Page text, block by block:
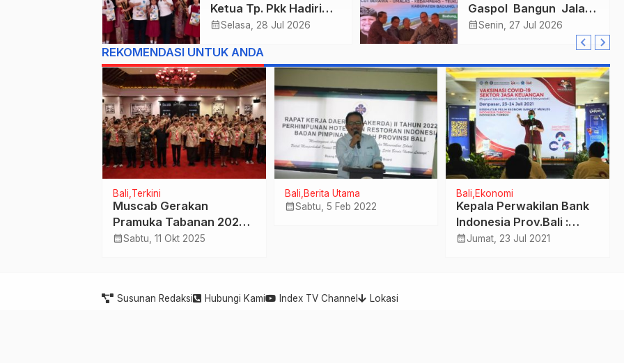
Ketua Tp. Pkk Hadiri
Puncak Perayaan Han
calendar_monthSelasa, 28 Jul 2026
Gaspol Bangun Jalan
Strategis Rp. 2,9 T
calendar_monthSenin, 27 Jul 2026
REKOMENDASI UNTUK ANDA
Bali Terkini
Muscab Gerakan
Pramuka Tabanan 2025,
Momentum Perkuat
calendar_monthSabtu, 11 Okt 2025
Bali Berita Utama
calendar_monthSabtu, 5 Feb 2022
Bali Ekonomi
Kepala Perwakilan Bank
Indonesia Prov.Bali :
Guna meminimalisir
calendar_monthJumat, 23 Jul 2021
Susunan Redaksi Hubungi Kami Index TV Channel Lokasi